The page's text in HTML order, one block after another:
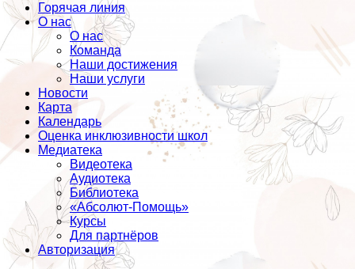
Горячая линия
О нас
О нас
Команда
Наши достижения
Наши услуги
Новости
Карта
Календарь
Оценка инклюзивности школ
Медиатека
Видеотека
Аудиотека
Библиотека
«Абсолют-Помощь»
Курсы
Для партнёров
Авторизация